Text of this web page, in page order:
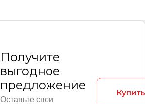
Получитe
выгодное
предложение
Оставьте свои